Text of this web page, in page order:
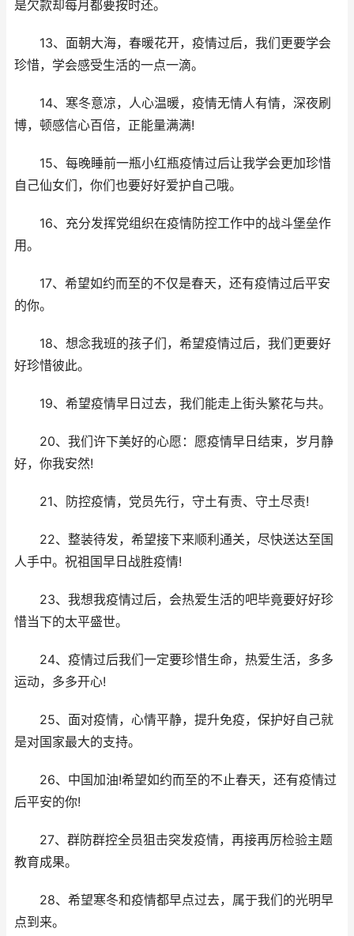
是欠款却每月都要按时还。
13、面朝大海，春暖花开，疫情过后，我们更要学会
珍惜，学会感受生活的一点一滴。
14、寒冬意凉，人心温暖，疫情无情人有情，深夜刷
博，顿感信心百倍，正能量满满!
15、每晚睡前一瓶小红瓶疫情过后让我学会更加珍惜
自己仙女们，你们也要好好爱护自己哦。
16、充分发挥党组织在疫情防控工作中的战斗堡垒作
用。
17、希望如约而至的不仅是春天，还有疫情过后平安
的你。
18、想念我班的孩子们，希望疫情过后，我们更要好
好珍惜彼此。
19、希望疫情早日过去，我们能走上街头繁花与共。
20、我们许下美好的心愿：愿疫情早日结束，岁月静
好，你我安然!
21、防控疫情，党员先行，守土有责、守土尽责!
22、整装待发，希望接下来顺利通关，尽快送达至国
人手中。祝祖国早日战胜疫情!
23、我想我疫情过后，会热爱生活的吧毕竟要好好珍
惜当下的太平盛世。
24、疫情过后我们一定要珍惜生命，热爱生活，多多
运动，多多开心!
25、面对疫情，心情平静，提升免疫，保护好自己就
是对国家最大的支持。
26、中国加油!希望如约而至的不止春天，还有疫情过
后平安的你!
27、群防群控全员狙击突发疫情，再接再厉检验主题
教育成果。
28、希望寒冬和疫情都早点过去，属于我们的光明早
点到来。